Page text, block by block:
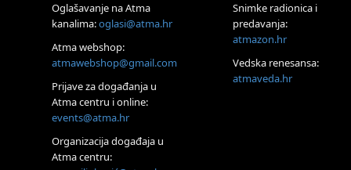
Online
Upisi u program Profesionalni hipnoterapeut — nova
Online
Postanite Nositelj Vibracije Nove Zemlje
Visoko
Alemka Dauskardt – Jednodnevna radionica sistemskih
konstelacija
Oglašavanje na Atma
kanalima:oglasi@atma.hr
Atma webshop:
atmawebshop@gmail.com
Prijave za događanja u
Atma centru i online:
events@atma.hr
Organizacija događaja u
Atma centru:
Snimke radionica i
predavanja:
atmazon.hr
Vedska renesansa:
atmaveda.hr